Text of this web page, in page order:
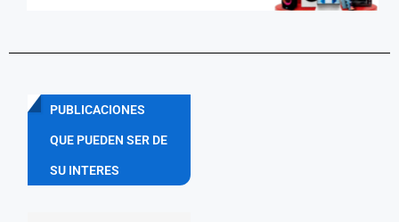
PUBLICACIONES
QUE PUEDEN SER DE
SU INTERES